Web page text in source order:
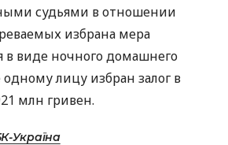
судьями в отношении
избрана мера
в виде ночного домашнего
одному лицу избран залог в
млн гривен.
Україна